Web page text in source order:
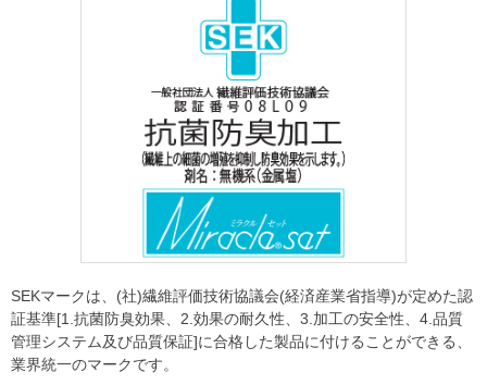
SEKマークは、(社)繊維評価技術協議会(経済産業省指導)が定めた認
証基準[1.抗菌防臭効果、2.効果の耐久性、3.加工の安全性、4.品質
管理システム及び品質保証]に合格した製品に付けることができる、
業界統一のマークです。